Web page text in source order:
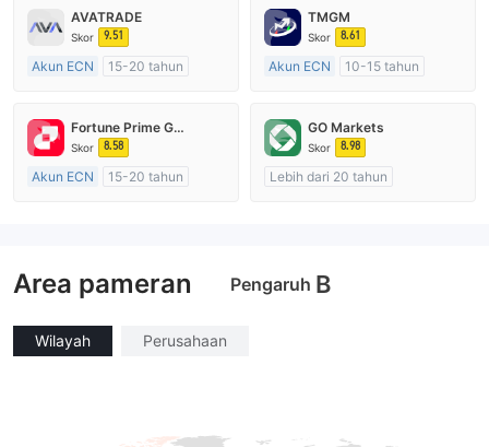
AVATRADE
Skor 9.51
Akun ECN
15-20 tahun
Market Maker (MM)
Lisensi Penuh MT4
TMGM
Skor 8.61
Akun ECN
10-15 tahun
Market Maker (MM)
Lisensi Penuh MT4
Fortune Prime Global
Skor 8.58
Akun ECN
15-20 tahun
GO Markets
Skor 8.98
Lebih dari 20 tahun
Area pameran Pengaruh B
Wilayah Perusahaan